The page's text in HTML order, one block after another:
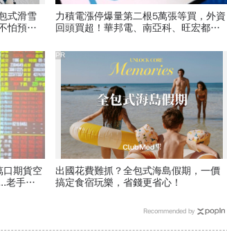
式滑雪
怕預算
力積電漲停爆量第二根5萬張等買，外資
回頭買超！華邦電、南亞科、旺宏都狂
口期貨空
老手喊
出國花費難抓？全包式海島假期，一價
搞定食宿玩樂，省錢更省心！
PR
Recommended by